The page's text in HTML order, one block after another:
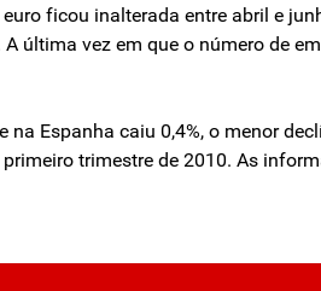
ficou inalterada entre abril e
última vez em que o número de
Espanha caiu 0,4%, o menor
trimestre de 2010. As